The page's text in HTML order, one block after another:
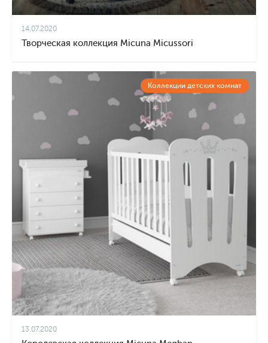
14.07.2020
Творческая коллекция Micuna Micussori
Коллекции детских комнат
13.07.2020